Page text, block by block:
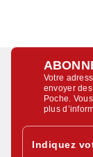
Votre
envoyer
Poche.
plus
Indiquez